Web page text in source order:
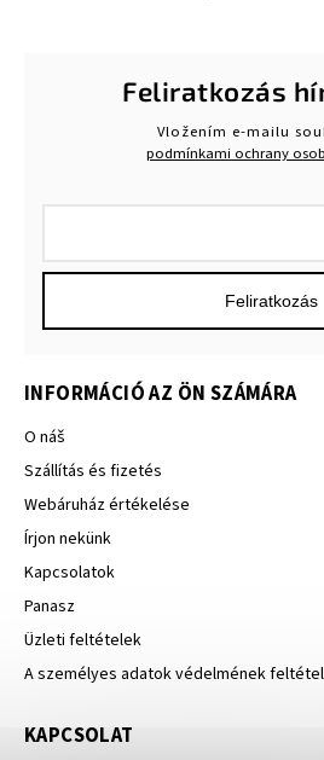
INFORMÁCIÓ AZ ÖN SZÁMÁRA
O náš
Szállítás és fizetés
Webáruház értékelése
Írjon nekünk
Kapcsolatok
Panasz
Üzleti feltételek
A személyes adatok védelmének
Feliratkozás
Vložením e-mailu
podmínkami ochrany
Feliratkozás
KAPCSOLAT